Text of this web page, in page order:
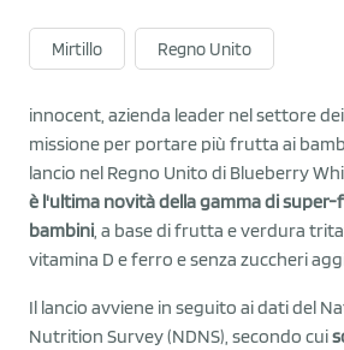
Mirtillo Regno Unito
innocent, azienda leader nel settore
missione per portare più frutta ai
lancio nel Regno Unito di Blueberry
è l'ultima novità della gamma di
bambini, a base di frutta e verdura
vitamina D e ferro e senza zuccheri
Il lancio avviene in seguito ai dati del
Nutrition Survey (NDNS), secondo cui